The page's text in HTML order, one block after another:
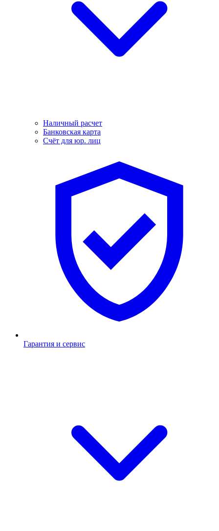
Наличный расчет
Банковская карта
Счёт для юр. лиц
Гарантия и сервис